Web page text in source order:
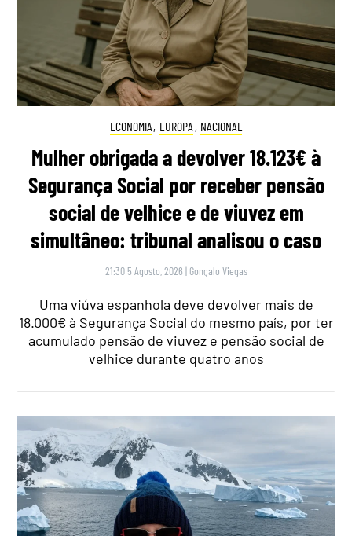
ECONOMIA, EUROPA , NACIONAL
Mulher obrigada a devolver 18.123€ à
Segurança Social por receber pensão
social de velhice e de viuvez em
simultâneo: tribunal analisou o caso
21:30 5 Agosto, 2026 | Gonçalo Viegas
Uma viúva espanhola deve devolver mais de
18.000€ à Segurança Social do mesmo país, por ter
acumulado pensão de viuvez e pensão social de
velhice durante quatro anos